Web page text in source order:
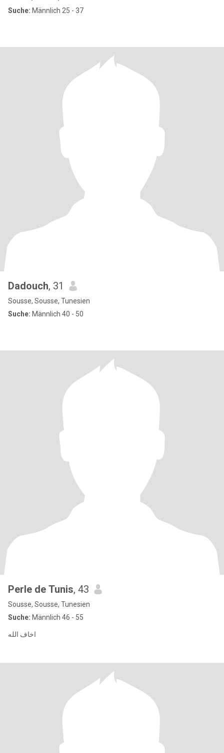
Suche: Männlich 25 - 37
Dadouch, 31
Sousse, Sousse, Tunesien
Suche: Männlich 40 - 50
Perle de Tunis, 43
Sousse, Sousse, Tunesien
Suche: Männlich 46 - 55
اخاف الله